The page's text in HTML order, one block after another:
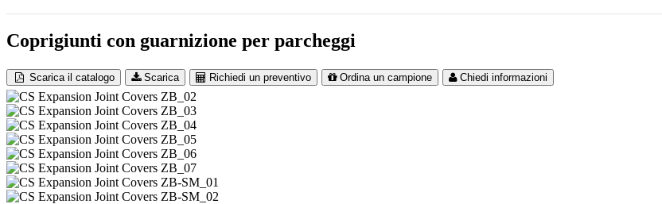
Coprigiunti con guarnizione per parcheggi
Scarica il catalogo Scarica Richiedi un preventivo Ordina un campione Chiedi informazioni